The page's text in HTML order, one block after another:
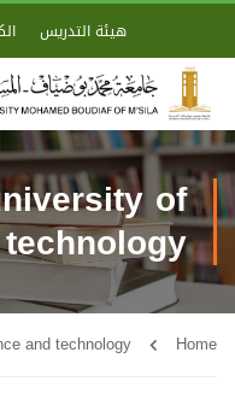
هيئة التدريس
of
Home
and technology